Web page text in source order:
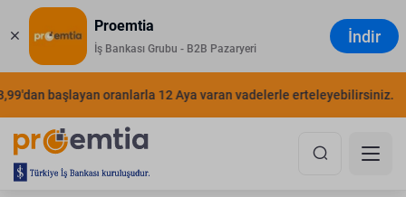
Proemtia
İş Bankası Grubu - B2B Pazaryeri
İndir
başlayan oranlarla 12 Aya varan vadelerle erteleyebilirsiniz.